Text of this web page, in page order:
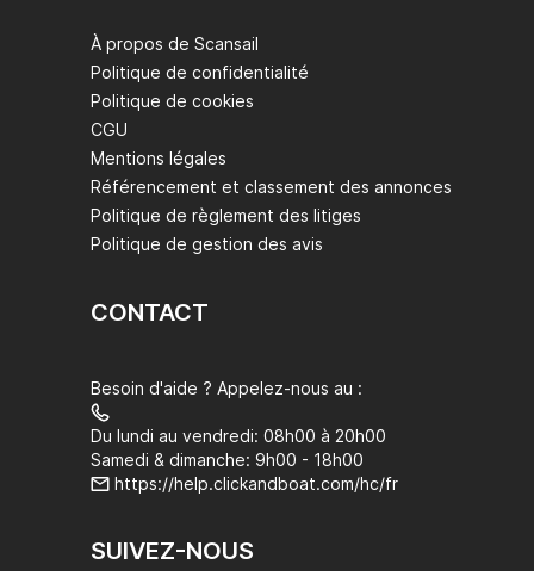
À propos de Scansail
Politique de confidentialité
Politique de cookies
CGU
Mentions légales
Référencement et classement des annonces
Politique de règlement des litiges
Politique de gestion des avis
CONTACT
Besoin d'aide ? Appelez-nous au :
Du lundi au vendredi: 08h00 à 20h00
Samedi & dimanche: 9h00 - 18h00
https://help.clickandboat.com/hc/fr
SUIVEZ-NOUS